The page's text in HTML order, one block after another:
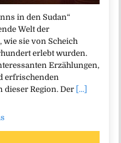
in den Sudan“
Welt der
sie von Scheich
erlebt wurden.
Erzählungen,
erfrischenden
Region. Der [...]